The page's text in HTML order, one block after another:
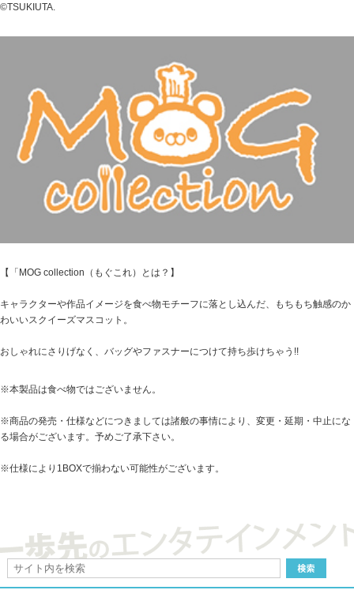
©TSUKIUTA.
【「MOG collection（もぐこれ）とは？】
キャラクターや作品イメージを食べ物モチーフに落とし込んだ、もちもち触感のか
わいいスクイーズマスコット。
おしゃれにさりげなく、バッグやファスナーにつけて持ち歩けちゃう!!
※本製品は食べ物ではございません。
※商品の発売・仕様などにつきましては諸般の事情により、変更・延期・中止にな
る場合がございます。予めご了承下さい。
※仕様により1BOXで揃わない可能性がございます。